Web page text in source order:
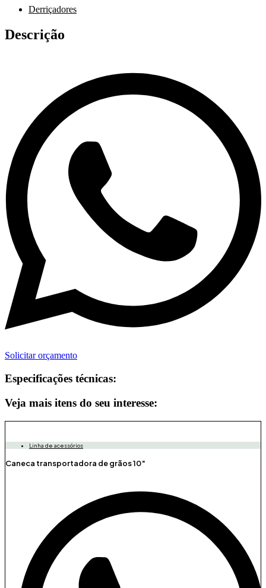
Derriçadores
Descrição
Solicitar orçamento
Especificações técnicas:
Veja mais itens do seu interesse:
Linha de acessórios
Caneca transportadora de grãos 10″